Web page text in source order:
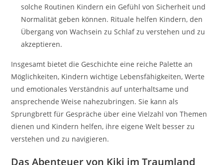
solche Routinen Kindern ein Gefühl von Sicherheit und
Normalität geben können. Rituale helfen Kindern, den
Übergang von Wachsein zu Schlaf zu verstehen und zu
akzeptieren.
Insgesamt bietet die Geschichte eine reiche Palette an
Möglichkeiten, Kindern wichtige Lebensfähigkeiten, Werte
und emotionales Verständnis auf unterhaltsame und
ansprechende Weise nahezubringen. Sie kann als
Sprungbrett für Gespräche über eine Vielzahl von Themen
dienen und Kindern helfen, ihre eigene Welt besser zu
verstehen und zu navigieren.
Das Abenteuer von Kiki im Traumland